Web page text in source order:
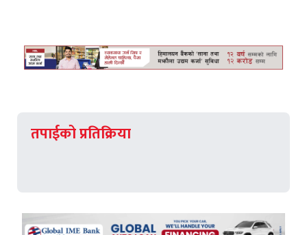
तपाईको प्रतिक्रिया